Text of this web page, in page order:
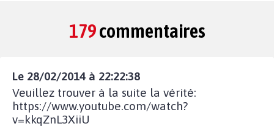
179commentaires
Le 28/02/2014 à 22:22:38
Veuillez trouver à la suite la vérité:
https://www.youtube.com/watch?
v=kkqZnL3XiiU